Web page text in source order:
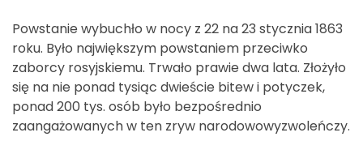
Powstanie wybuchło w nocy z 22 na 23 stycznia 1863
roku. Było największym powstaniem przeciwko
zaborcy rosyjskiemu. Trwało prawie dwa lata. Złożyło
się na nie ponad tysiąc dwieście bitew i potyczek,
ponad 200 tys. osób było bezpośrednio
zaangażowanych w ten zryw narodowowyzwoleńczy.